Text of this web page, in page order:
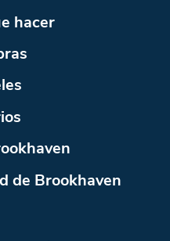
hacer
de Brookhaven